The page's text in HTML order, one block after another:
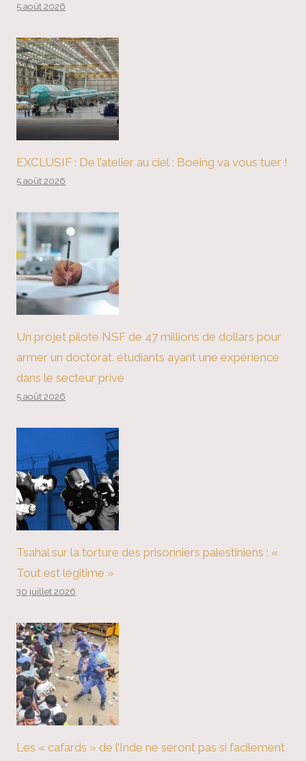
5 août 2026
EXCLUSIF : De l’atelier au ciel : Boeing va vous tuer !
5 août 2026
Un projet pilote NSF de 47 millions de dollars pour
armer un doctorat. étudiants ayant une expérience
dans le secteur privé
5 août 2026
Tsahal sur la torture des prisonniers palestiniens : «
Tout est légitime »
30 juillet 2026
Les « cafards » de l’Inde ne seront pas si facilement